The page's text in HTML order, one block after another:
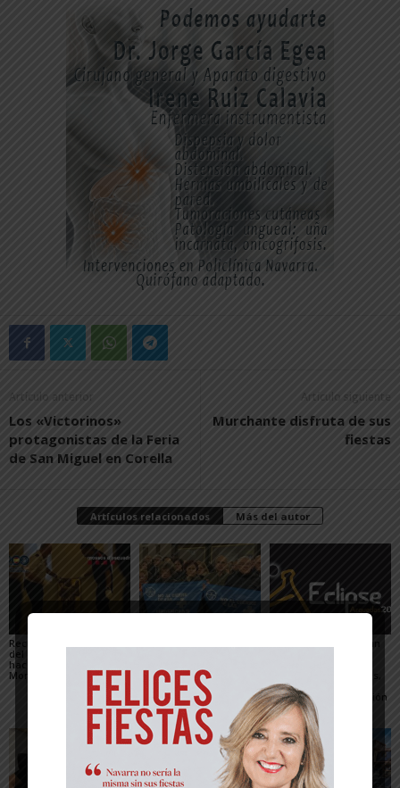
Artículo anterior
Los «Victorinos»
protagonistas de la Feria
de San Miguel en Corella
Artículo siguiente
Murchante disfruta de sus
fiestas
Artículos relacionados Más del autor
Recuperado un relieve
del siglo XVI robado
hace 16 años del
Monasterio de Fitero
los actos oficiales de
sus fiestas por el cierre
de las Urgencias
Arguedas presenta un
actividades científicas,
visitas guiadas,
concierto y observación
de las Perseidas